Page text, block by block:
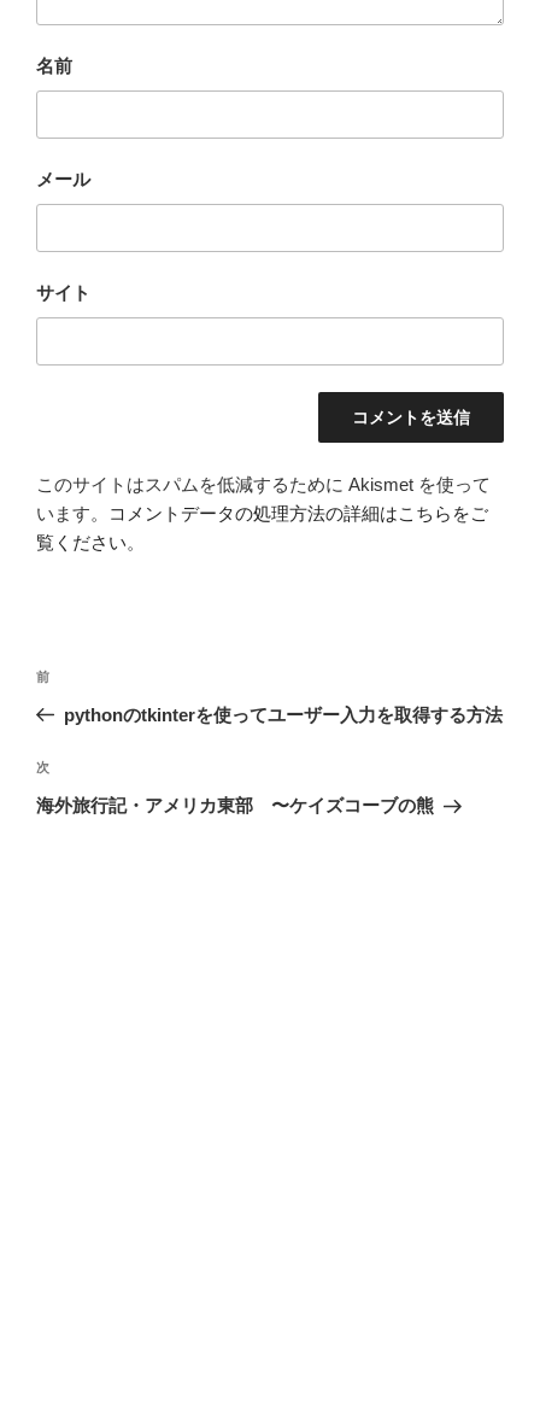
名前
メール
サイト
このサイトはスパムを低減するために Akismet を使って
います。
コメントデータの処理方法の詳細はこちらをご
覧ください。
投
ビ
ゲ
前
の
稿
前
pythonのtkinterを使ってユーザー入力を取得する方法
次
の
次
海外旅行記・アメリカ東部 〜ケイズコーブの熊